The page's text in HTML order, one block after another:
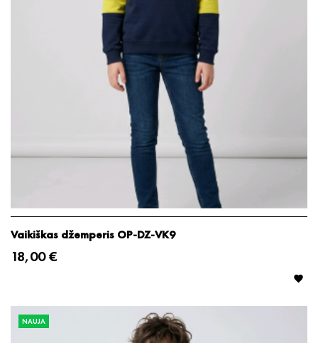
Vaikiškas džemperis OP-DZ-VK9
18,00 €

NAUJA